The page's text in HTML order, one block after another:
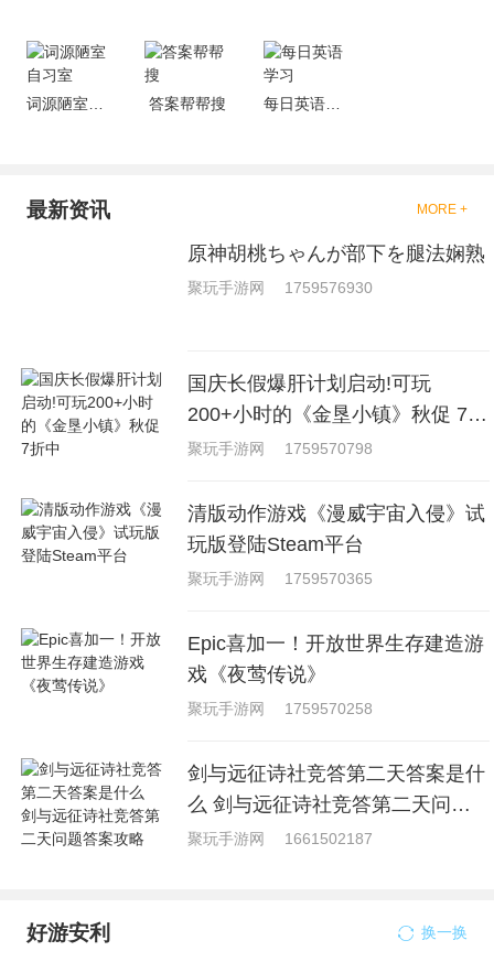
答案帮帮搜 每日英语学习
最新资讯 MORE +
原神胡桃ちゃんが部下を腿法娴熟
聚玩手游网 1759576930
国庆长假爆肝计划启动!可玩
200+小时的《金垦小镇》秋促 7折
中
聚玩手游网 1759570798
清版动作游戏《漫威宇宙入侵》试
玩版登陆Steam平台
聚玩手游网 1759570365
Epic喜加一！开放世界生存建造游
戏《夜莺传说》
聚玩手游网 1759570258
剑与远征诗社竞答第二天答案是什
么 剑与远征诗社竞答第二天问题
答案攻略
聚玩手游网 1661502187
好游安利 换一换